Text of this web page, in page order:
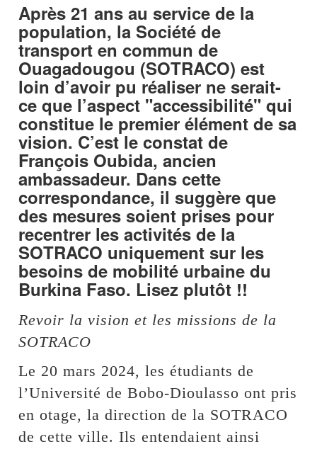
Après 21 ans au service de la
population, la Société de
transport en commun de
Ouagadougou (SOTRACO) est
loin d’avoir pu réaliser ne serait-
ce que l’aspect "accessibilité" qui
constitue le premier élément de sa
vision. C’est le constat de
François Oubida, ancien
ambassadeur. Dans cette
correspondance, il suggère que
des mesures soient prises pour
recentrer les activités de la
SOTRACO uniquement sur les
besoins de mobilité urbaine du
Burkina Faso. Lisez plutôt !!
Revoir la vision et les missions de la
SOTRACO
Le 20 mars 2024, les étudiants de
l’Université de Bobo-Dioulasso ont pris
en otage, la direction de la SOTRACO
de cette ville. Ils entendaient ainsi